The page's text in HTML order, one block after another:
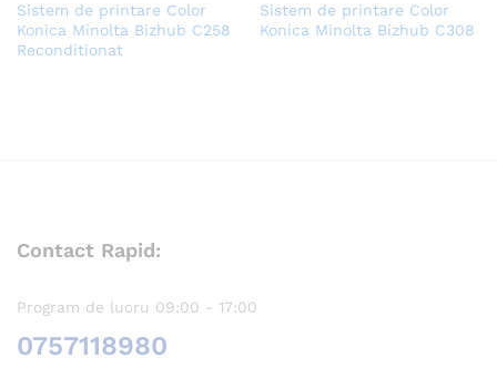
Sistem de printare Color
Konica Minolta Bizhub C258
Reconditionat
Sistem de printare Color
Konica Minolta Bizhub C308
Contact Rapid:
Program de lucru 09:00 - 17:00
0757118980